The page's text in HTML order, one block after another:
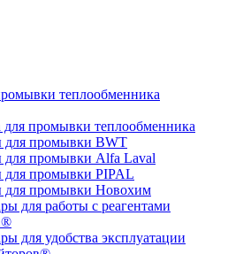
теплообменника
для промывки теплообменника
для промывки BWT
для промывки Alfa Laval
для промывки PIPAL
для промывки Новохим
для работы с реагентами
для удобства эксплуатации